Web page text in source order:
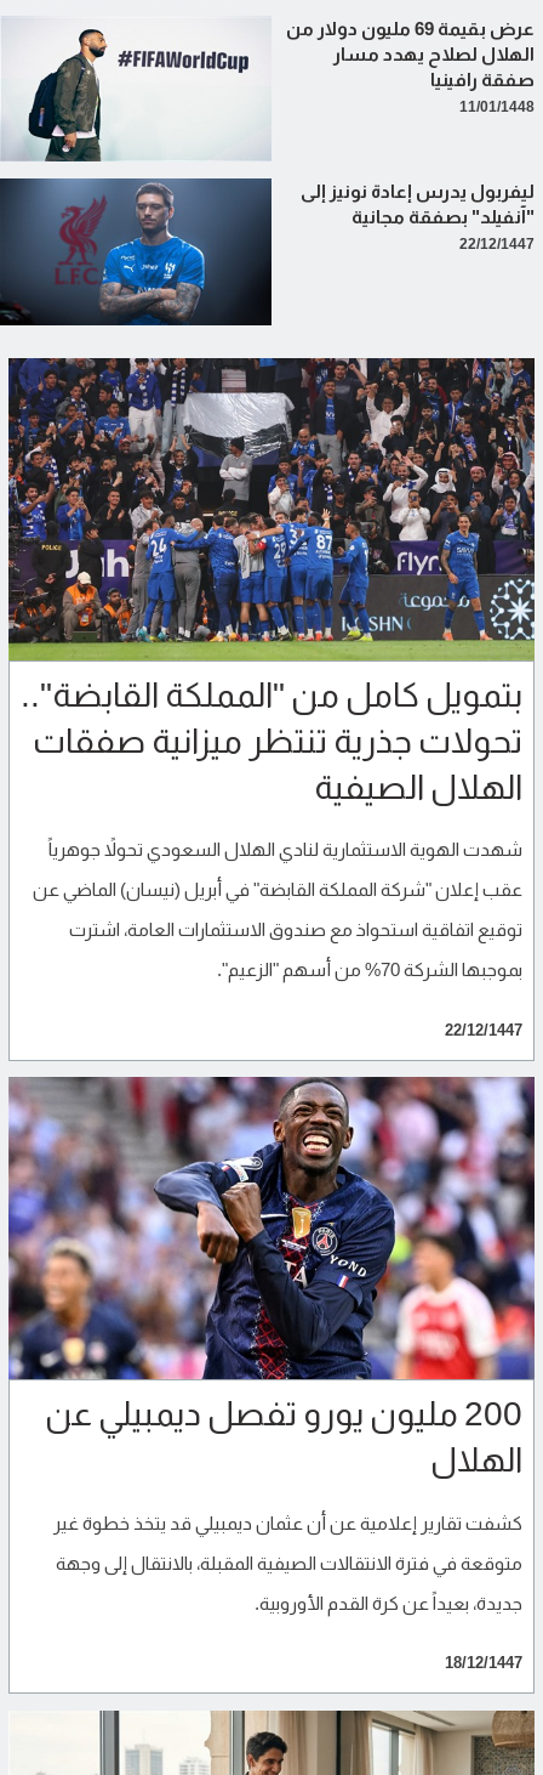
عرض بقيمة 69 مليون دولار من
الهلال لصلاح يهدد مسار
صفقة رافينيا
11/01/1448
ليفربول يدرس إعادة نونيز إلى
"آنفيلد" بصفقة مجانية
22/12/1447
بتمويل كامل من "المملكة القابضة"..
تحولات جذرية تنتظر ميزانية صفقات
الهلال الصيفية
شهدت الهوية الاستثمارية لنادي الهلال السعودي تحولاً جوهرياً
عقب إعلان "شركة المملكة القابضة" في أبريل (نيسان) الماضي عن
توقيع اتفاقية استحواذ مع صندوق الاستثمارات العامة، اشترت
بموجبها الشركة 70% من أسهم "الزعيم".
22/12/1447
200 مليون يورو تفصل ديمبيلي عن
الهلال
كشفت تقارير إعلامية عن أن عثمان ديمبيلي قد يتخذ خطوة غير
متوقعة في فترة الانتقالات الصيفية المقبلة، بالانتقال إلى وجهة
جديدة، بعيداً عن كرة القدم الأوروبية.
18/12/1447